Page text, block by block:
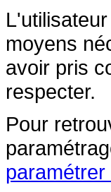
moyens
avoir pris
respecter.
Pour